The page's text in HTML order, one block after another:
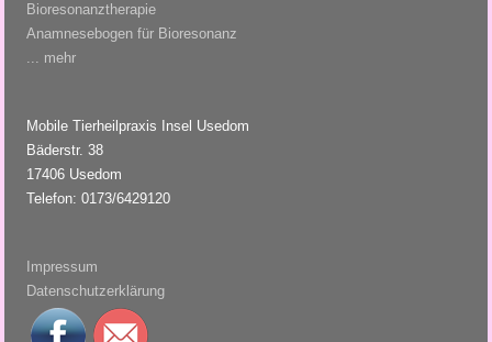
Bioresonanztherapie
Anamnesebogen für Bioresonanz
... mehr
Mobile Tierheilpraxis Insel Usedom
Bäderstr. 38
17406 Usedom
Telefon: 0173/6429120
Impressum
Datenschutzerklärung